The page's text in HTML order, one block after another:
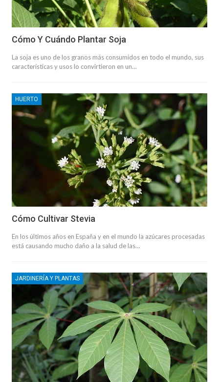
Cómo Y Cuándo Plantar Soja
La soja es uno de los granos más consumidos en todo el mundo, sus
características y usos lo convirtieron en un…
HUERTO
Cómo Cultivar Stevia
En los últimos años en España y en el mundo la azúcares procesadas
está causando mucho daño a la salud de las…
JARDINERÍA Y PLANTAS